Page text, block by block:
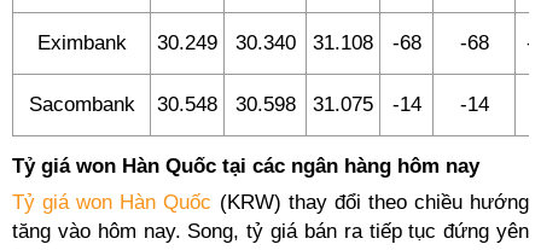
Eximbank 30.249 30.340 31.108 -68 -68 -
Sacombank 30.548 30.598 31.075 -14 -14
Tỷ giá won Hàn Quốc tại các ngân hàng hôm nay
Tỷ giá won Hàn Quốc (KRW) thay đổi theo chiều hướng
tăng vào hôm nay. Song, tỷ giá bán ra tiếp tục đứng yên